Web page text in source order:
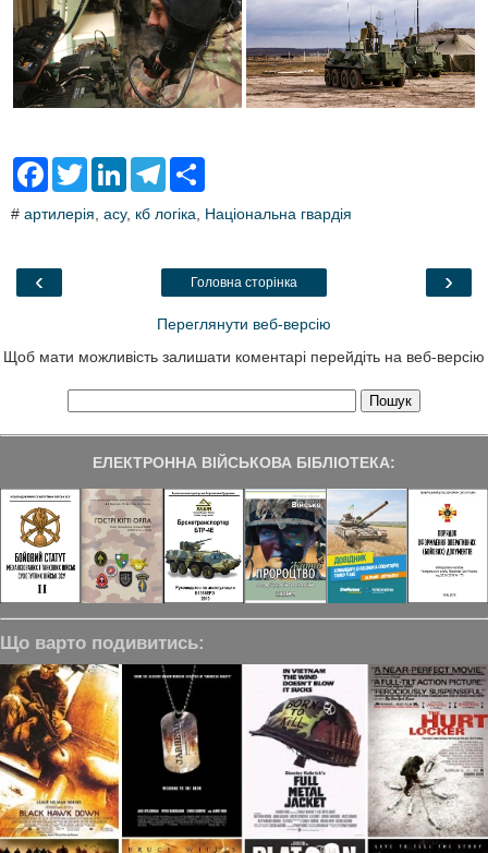
F
e
o
T
t
L
k
T
e
a
r
# артилерія асу, кб логіка Національна гвардія
‹ ›
Головна сторінка
Переглянути веб-версію
Щоб мати можливість залишати коментарі перейдіть на веб-версію
ЕЛЕКТРОННА ВІЙСЬКОВА БІБЛІОТЕКА:
Що варто подивитись: